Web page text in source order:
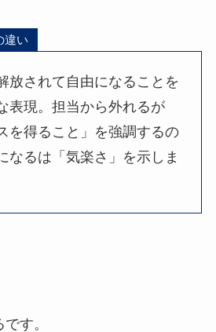
違い
放されて自由になることを
表現。担当から外れるが
を得ること」を強調するの
なるは「気楽さ」を示しま
す。